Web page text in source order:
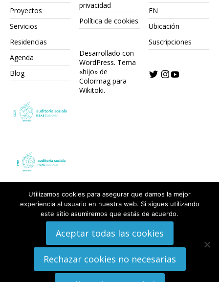
Proyectos
Servicios
Residencias
Agenda
Blog
privacidad
Política de cookies
Desarrollado con
WordPress. Tema
«hijo» de
Colormag para
Wikitoki.
EN
Ubicación
Suscripciones
Utilizamos cookies para asegurar que damos la mejor
experiencia al usuario en nuestra web. Si sigues utilizando
este sitio asumiremos que estás de acuerdo.
Aceptar todas las cookies
Rechazar cookies no necesarias